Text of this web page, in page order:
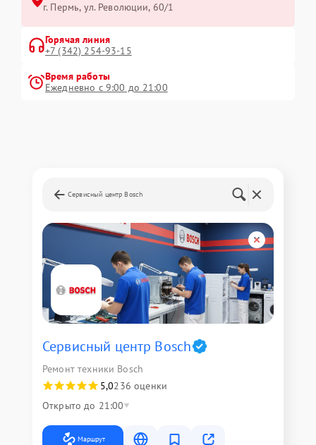
г. Пермь, ул. ​Революции, 60/1
Горячая линия
+7 (342) 254-93-15
Время работы
Ежедневно с 9:00 до 21:00
Сервисный центр Bosch
Сервисный центр Bosch
Ремонт техники Bosch
5,0236 оценки
Открыто до 21:00
Маршрут